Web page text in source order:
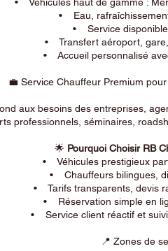
• Eau,
• Service disponible
• Transfert aéroport, gare,
• Accueil personnalisé
💼 Service Chauffeur Premium
aux besoins des entreprises,
professionnels, séminaires,
🌟 Pourquoi Choisir RB
• Véhicules prestigieux
• Chauffeurs bilingues,
• Tarifs transparents, devis
• Réservation simple en
• Service client réactif et suivi
📍 Zones de